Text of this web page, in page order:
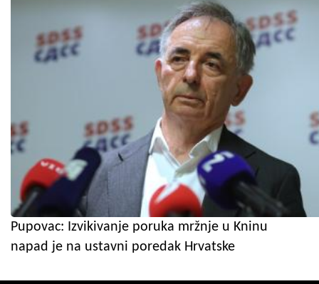
Pupovac: Izvikivanje poruka mržnje u Kninu
napad je na ustavni poredak Hrvatske